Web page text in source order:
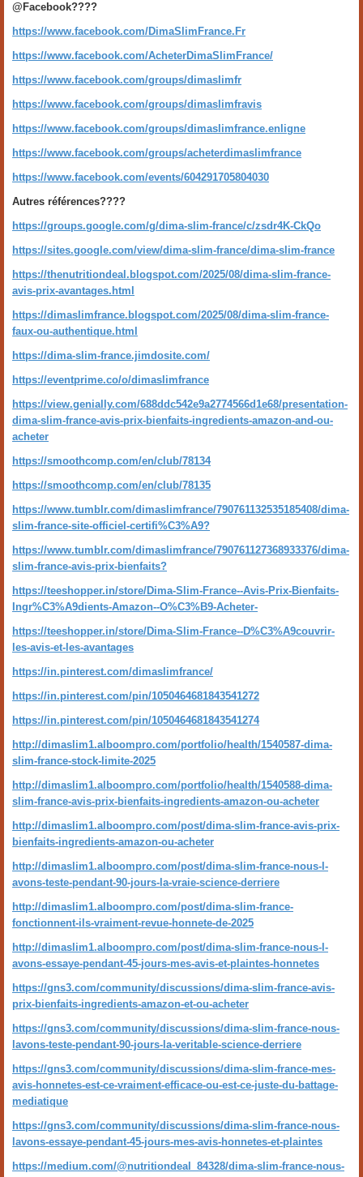
@Facebook????
https://www.facebook.com/DimaSlimFrance.Fr
https://www.facebook.com/AcheterDimaSlimFrance/
https://www.facebook.com/groups/dimaslimfr
https://www.facebook.com/groups/dimaslimfravis
https://www.facebook.com/groups/dimaslimfrance.enligne
https://www.facebook.com/groups/acheterdimaslimfrance
https://www.facebook.com/events/604291705804030
Autres références????
https://groups.google.com/g/dima-slim-france/c/zsdr4K-CkQo
https://sites.google.com/view/dima-slim-france/dima-slim-france
https://thenutritiondeal.blogspot.com/2025/08/dima-slim-france-
avis-prix-avantages.html
https://dimaslimfrance.blogspot.com/2025/08/dima-slim-france-
faux-ou-authentique.html
https://dima-slim-france.jimdosite.com/
https://eventprime.co/o/dimaslimfrance
https://view.genially.com/688ddc542e9a2774566d1e68/presentation-
dima-slim-france-avis-prix-bienfaits-ingredients-amazon-and-ou-
acheter
https://smoothcomp.com/en/club/78134
https://smoothcomp.com/en/club/78135
https://www.tumblr.com/dimaslimfrance/790761132535185408/dima-
slim-france-site-officiel-certifi%C3%A9?
https://www.tumblr.com/dimaslimfrance/790761127368933376/dima-
slim-france-avis-prix-bienfaits?
https://teeshopper.in/store/Dima-Slim-France--Avis-Prix-Bienfaits-
Ingr%C3%A9dients-Amazon--O%C3%B9-Acheter-
https://teeshopper.in/store/Dima-Slim-France--D%C3%A9couvrir-
les-avis-et-les-avantages
https://in.pinterest.com/dimaslimfrance/
https://in.pinterest.com/pin/1050464681843541272
https://in.pinterest.com/pin/1050464681843541274
http://dimaslim1.alboompro.com/portfolio/health/1540587-dima-
slim-france-stock-limite-2025
http://dimaslim1.alboompro.com/portfolio/health/1540588-dima-
slim-france-avis-prix-bienfaits-ingredients-amazon-ou-acheter
http://dimaslim1.alboompro.com/post/dima-slim-france-avis-prix-
bienfaits-ingredients-amazon-ou-acheter
http://dimaslim1.alboompro.com/post/dima-slim-france-nous-l-
avons-teste-pendant-90-jours-la-vraie-science-derriere
http://dimaslim1.alboompro.com/post/dima-slim-france-
fonctionnent-ils-vraiment-revue-honnete-de-2025
http://dimaslim1.alboompro.com/post/dima-slim-france-nous-l-
avons-essaye-pendant-45-jours-mes-avis-et-plaintes-honnetes
https://gns3.com/community/discussions/dima-slim-france-avis-
prix-bienfaits-ingredients-amazon-et-ou-acheter
https://gns3.com/community/discussions/dima-slim-france-nous-
lavons-teste-pendant-90-jours-la-veritable-science-derriere
https://gns3.com/community/discussions/dima-slim-france-mes-
avis-honnetes-est-ce-vraiment-efficace-ou-est-ce-juste-du-battage-
mediatique
https://gns3.com/community/discussions/dima-slim-france-nous-
lavons-essaye-pendant-45-jours-mes-avis-honnetes-et-plaintes
https://medium.com/@nutritiondeal_84328/dima-slim-france-nous-